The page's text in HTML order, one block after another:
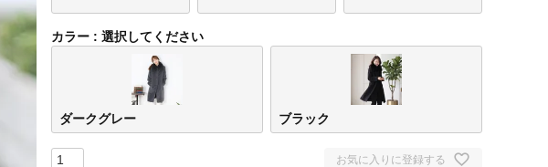
カラー 選択してください
ダークグレー ブラック
お気に入りに登録する